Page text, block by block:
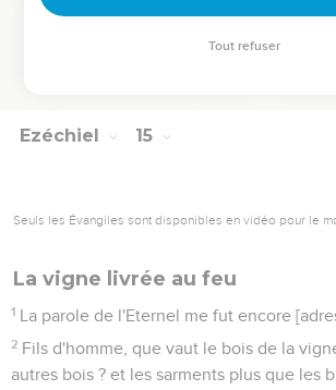
Vous en serez, dis-je, satisfaits, lorsque
train [de vie], et leurs actions ; et vous
Ezéchiel 15
Seuls les Évangiles sont disponibles en vidéo pour le
La vigne livrée au feu
1 La parole de l'Eternel me fut encore
2 Fils d'homme, que vaut le bois de la
autres bois ? et les sarments plus que les
Tout refuser